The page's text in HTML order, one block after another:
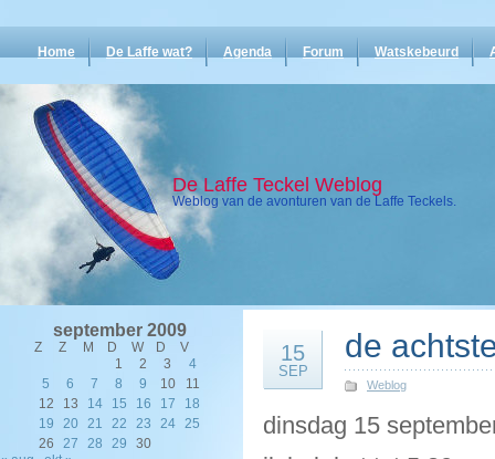
Home De Laffe wat? Agenda Forum Watskebeurd
De Laffe Teckel Weblog
Weblog van de avonturen van de Laffe Teckels.
september 2009
Z Z M D W D
V
1
2 3
4
5
6 7 8 9 10
11
12
13 14 15 16 17
18
19
20 21 22 23 24
25
26
27 28 29
30
15
SEP
de
Weblog
dinsdag 15